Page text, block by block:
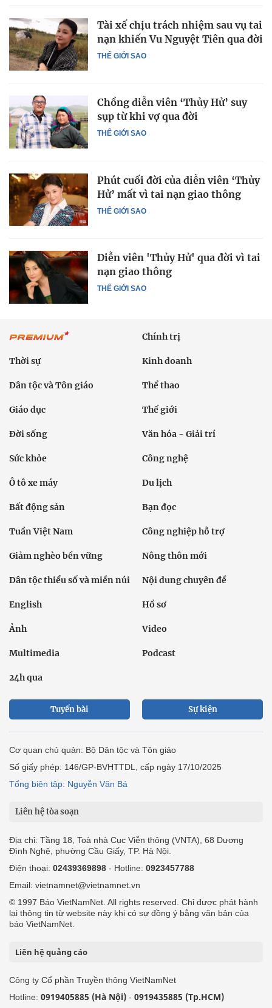
THẾ GIỚI SAO
Tài xế chịu trách nhiệm sau vụ tai
nạn khiến Vu Nguyệt Tiên qua đời
THẾ GIỚI SAO
Chồng diễn viên ‘Thủy Hử’ suy
sụp từ khi vợ qua đời
THẾ GIỚI SAO
Phút cuối đời của diễn viên ‘Thủy
Hử’ mất vì tai nạn giao thông
THẾ GIỚI SAO
Diễn viên 'Thủy Hử' qua đời vì tai
nạn giao thông
Chính trị
Thời sự Kinh doanh
Dân tộc và Tôn giáo Thể thao
Giáo dục Thế giới
Đời sống Văn hóa - Giải trí
Sức khỏe Công nghệ
Ô tô xe máy Du lịch
Bất động sản Bạn đọc
Tuần Việt Nam Công nghiệp hỗ trợ
Giảm nghèo bền vững Nông thôn mới
Dân tộc thiểu số và miền núi Nội dung chuyên đề
English Hồ sơ
Ảnh Video
Multimedia Podcast
24h qua
Tuyến bài Sự kiện
Cơ quan chủ quản: Bộ Dân tộc và Tôn giáo
Số giấy phép: 146/GP-BVHTTDL, cấp ngày 17/10/2025
Tổng biên tập: Nguyễn Văn Bá
Liên hệ tòa soạn
Địa chỉ: Tầng 18, Toà nhà Cục Viễn thông (VNTA), 68 Dương
Đình Nghệ, phường Cầu Giấy, TP. Hà Nội.
Điện thoại: 02439369898 - Hotline: 0923457788
Email: vietnamnet@vietnamnet.vn
© 1997 Báo VietNamNet. All rights reserved. Chỉ được phát hành
lại thông tin từ website này khi có sự đồng ý bằng văn bản của
báo VietNamNet.
Liên hệ quảng cáo
Công ty Cổ phần Truyền thông VietNamNet
Hotline: 0919405885 (Hà Nội) - 0919435885 (Tp.HCM)